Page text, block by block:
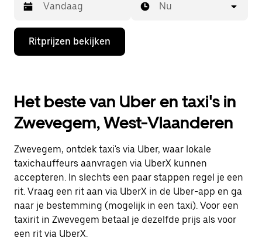
Druk
de
de
agenda
te
openen
een
datum
selecteren.
Druk
op
Escape
om
de
Nu
Ritprijzen bekijken
Het beste van Uber en taxi's in
Zwevegem, West-Vlaanderen
Zwevegem, ontdek taxi's via Uber, waar lokale
taxichauffeurs aanvragen via UberX kunnen
accepteren. In slechts een paar stappen regel je een
rit. Vraag een rit aan via UberX in de Uber-app en ga
naar je bestemming (mogelijk in een taxi). Voor een
taxirit in Zwevegem betaal je dezelfde prijs als voor
een rit via UberX.